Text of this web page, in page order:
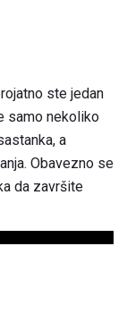
ste jedan
samo nekoliko
a
Obavezno se
da završite